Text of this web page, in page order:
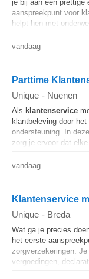
je bij aan een prettige
aanspreekpunt voor
helpt hen met
vandaag
Parttime
Unique - Nuenen
Als klantenservice
klantbeleving door
ondersteuning. In
zorg je ervoor dat
vandaag
Klantenservice
Unique - Breda
Wat ga je precies
het eerste
zorgverzekeringen.
vergoedingen,